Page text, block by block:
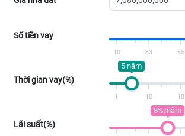
Số tiền vay
10 33 55
Thời gian vay(%)
5 năm
1 10 18
Lãi suất(%)
8%/năm